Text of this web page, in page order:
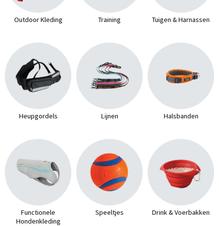
Outdoor Kleding Training Tuigen & Harnassen
Heupgordels Lijnen Halsbanden
Functionele
Hondenkleding
Speeltjes Drink & Voerbakken